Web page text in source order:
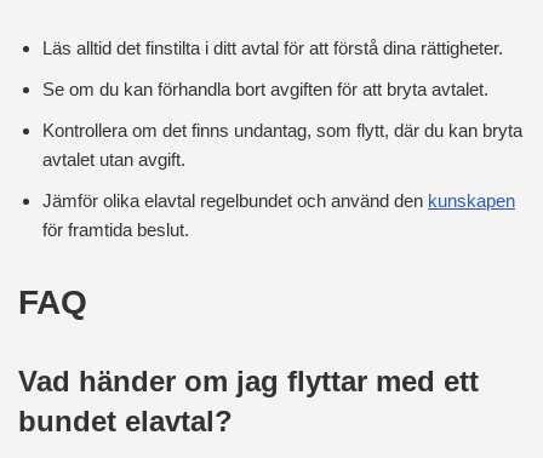
Läs alltid det finstilta i ditt avtal för att förstå dina rättigheter.
Se om du kan förhandla bort avgiften för att bryta avtalet.
Kontrollera om det finns undantag, som flytt, där du kan bryta
avtalet utan avgift.
Jämför olika elavtal regelbundet och använd den kunskapen
för framtida beslut.
FAQ
Vad händer om jag flyttar med ett
bundet elavtal?